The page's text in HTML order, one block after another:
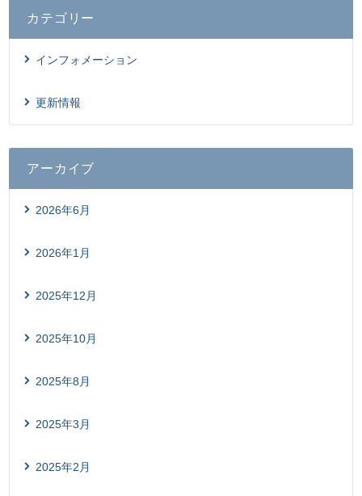
カテゴリー
インフォメーション
更新情報
アーカイブ
2026年6月
2026年1月
2025年12月
2025年10月
2025年8月
2025年3月
2025年2月